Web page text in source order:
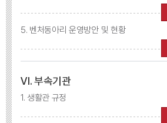
5. 벤처동아리 운영방안 및 현황
Ⅵ. 부속기관
1. 생활관 규정